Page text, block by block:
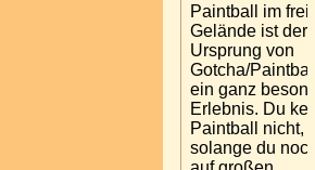
Paintball im
Gelände ist der
Ursprung von
Gotcha/Paintball
ein ganz
Erlebnis. Du
Paintball nicht,
solange du noch